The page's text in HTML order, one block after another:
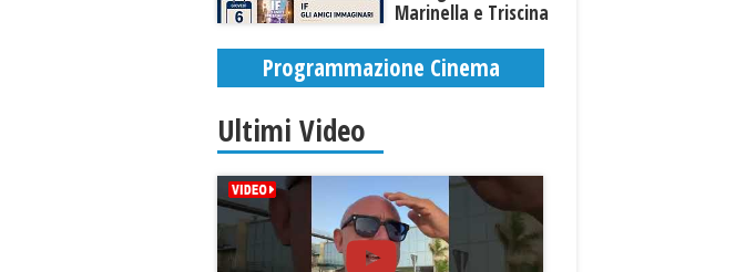
Marinella e Triscina
Programmazione Cinema
Ultimi Video